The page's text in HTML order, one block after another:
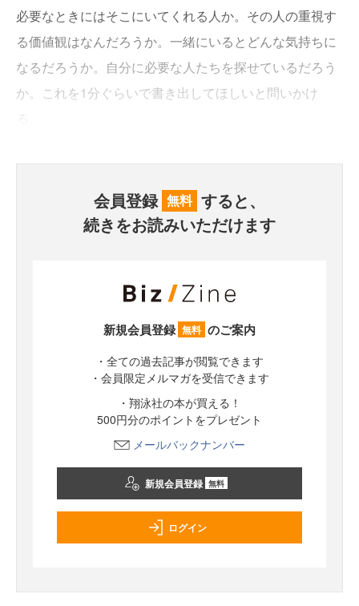
必要なときにはそこにいてくれる人か。その人の重視す
る価値観はなんだろうか。一緒にいるとどんな気持ちに
なるだろうか。自分に必要な人たちを探せているだろう
か。これを1分ぐらいで書き出してほしいと問いかけ
会員登録 無料 すると、
続きをお読みいただけます
新規会員登録 無料 のご案内
・全ての過去記事が閲覧できます
・会員限定メルマガを受信できます
・翔泳社の本が買える！
500円分のポイントをプレゼント
メールバックナンバー
新規会員登録 無料
ログイン